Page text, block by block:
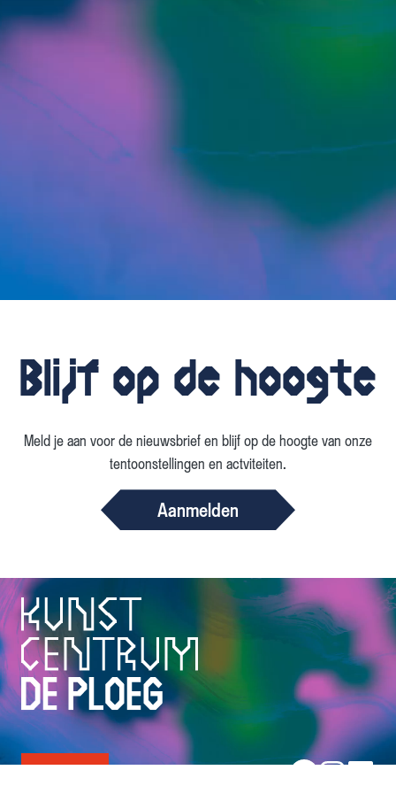
Blijf op de hoogte
Meld je aan voor de nieuwsbrief en blijf op de hoogte van onze
tentoonstellingen en actviteiten.
Aanmelden